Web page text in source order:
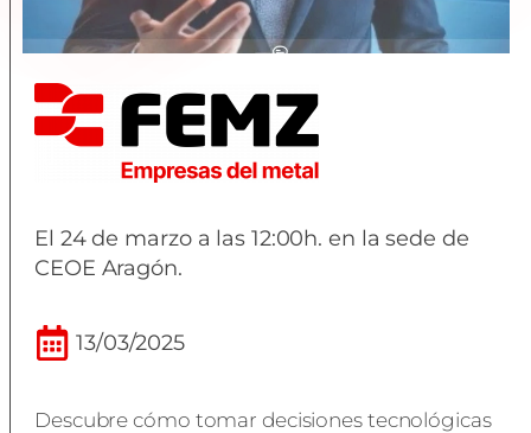
El 24 de marzo a las 12:00h. en la sede de
CEOE Aragón.
13/03/2025
Descubre cómo tomar decisiones tecnológicas